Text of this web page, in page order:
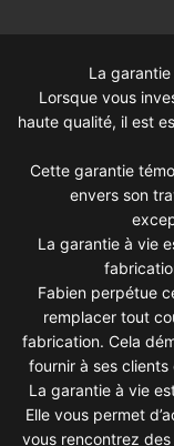
La
Lorsque vous
haute qualité, il est
Cette garantie
envers son
La garantie à vie
Fabien perpétue
remplacer tout
fabrication. Cela
fournir à ses
La garantie à vie
Elle vous permet
vous rencontrez